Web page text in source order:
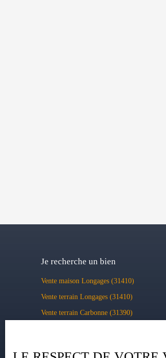
Je recherche un bien
Vente maison Longages (31410)
Vente terrain Longages (31410)
Vente terrain Carbonne (31390)